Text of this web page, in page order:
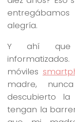
alegría.
Y ahí que
móviles
madre,
descubierto
tengan la